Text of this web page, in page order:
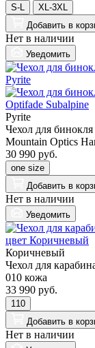
S-L
XL-3XL
Добавить в
Нет в наличии
Уведомить
Pyrite
Чехол для
Mountain Optics
30 990 руб.
one size
Добавить в
Нет в наличии
Уведомить
Коричневый
Чехол для
010 кожа
33 990 руб.
110
Добавить в
Нет в наличии